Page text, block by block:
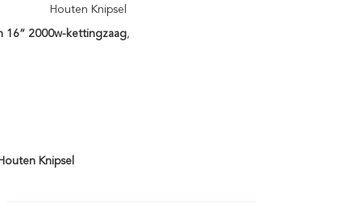
Houten Knipsel
16“ 2000w-kettingzaag,
Knipsel